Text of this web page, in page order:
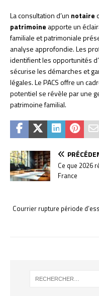
La consultation d’un notaire
patrimoine apporte un
familiale et patrimoniale
analyse approfondie. Les
identifient les opportunités
sécurise les démarches et
légales. Le PACS offre un
potentiel se révèle par une
patrimoine familial.
Ce que 2026
France
Courrier rupture période